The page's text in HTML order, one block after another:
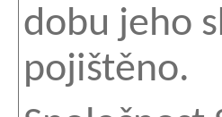
dobu jeho
pojištěno.